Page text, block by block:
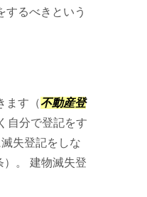
するべきという
ます（不動産登
自分で登記をす
失登記をしな
。 建物滅失登